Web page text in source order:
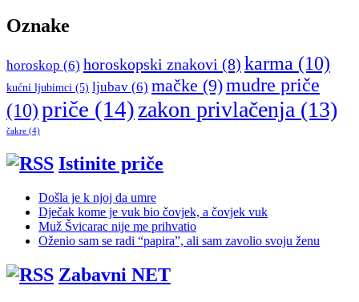
Oznake
horoskop (6) horoskopski znakovi (8) karma (10)
kućni ljubimci (5) ljubav (6) mačke (9)mudre priče
(10)priče (14)zakon privlačenja (13)
čakre (4)
Istinite priče
Došla je k njoj da umre
Dječak kome je vuk bio čovjek, a čovjek vuk
Muž Švicarac nije me prihvatio
Oženio sam se radi “papira”, ali sam zavolio svoju ženu
Zabavni NET